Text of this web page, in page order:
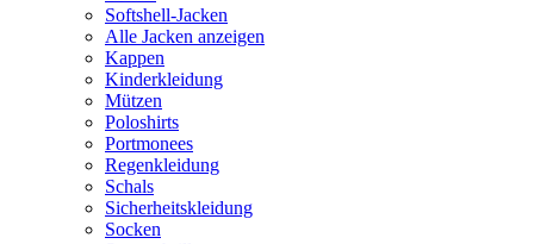
Softshell-Jacken
Alle Jacken anzeigen
Kappen
Kinderkleidung
Mützen
Poloshirts
Portmonees
Regenkleidung
Schals
Sicherheitskleidung
Socken